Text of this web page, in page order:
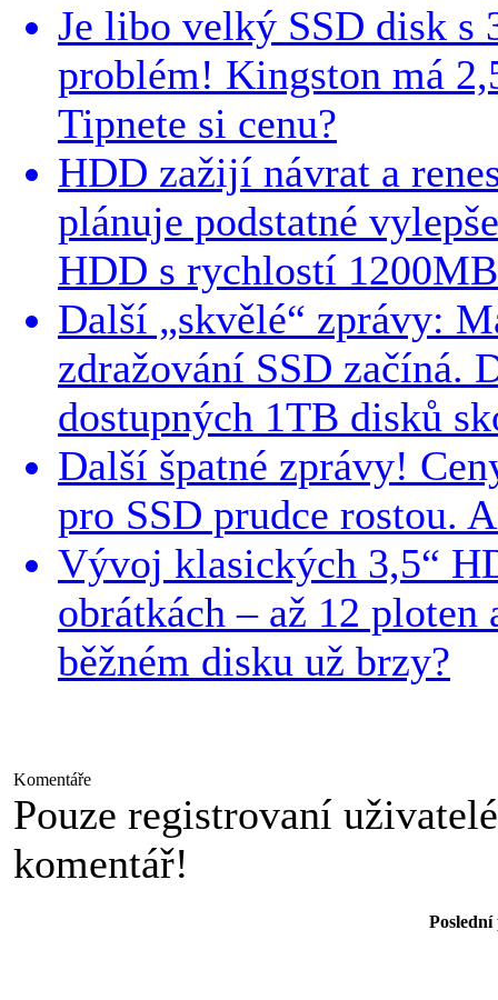
Je libo velký SSD disk s
problém! Kingston má
Tipnete si cenu?
HDD zažijí návrat a
plánuje podstatné
HDD s rychlostí
Další „skvělé“ zprávy:
zdražování SSD začíná.
dostupných 1TB disků
Další špatné zprávy!
pro SSD prudce rostou.
Vývoj klasických 3,5“
obrátkách – až 12 ploten
běžném disku už brzy?
Komentáře
Pouze registrovaní
komentář!